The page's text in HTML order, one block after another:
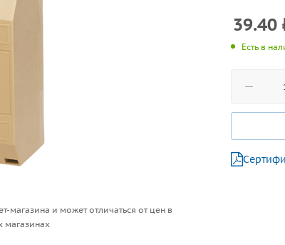
магазина и может отличаться от цен в
магазинах
39.40
Есть в